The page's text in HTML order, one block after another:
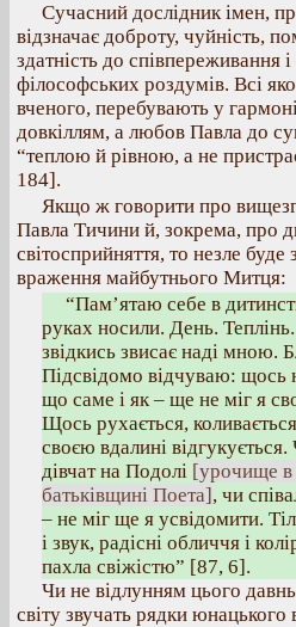
Cучасний дослідник імен,
відзначає доброту, чуйність,
здатність до співпереживання
філософських роздумів. Всі
вченого, перебувають у
довкіллям, а любов Павла до
“теплою й рівною, а не
184].
Якщо ж говорити про
Павла Тичини й, зокрема, про
світосприйняття, то незле
враження майбутнього Митця:
“Пам’ятаю себе в
руках носили. День. Теплінь.
звідкись звисає наді мною.
Підсвідомо відчуваю: щось
що саме і як – ще не міг я
Щось рухається,
своєю вдалині відгукується.
дівчат на Подолі [урочище в
батьківщині Поета], чи
– не міг ще я усвідомити.
і звук, радісні обличчя і
пахла свіжістю” [87, 6].
Чи не відлунням цього
світу звучать рядки